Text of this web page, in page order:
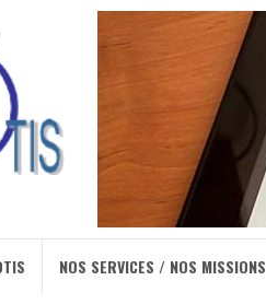
NOS SERVICES / NOS MISSIONS